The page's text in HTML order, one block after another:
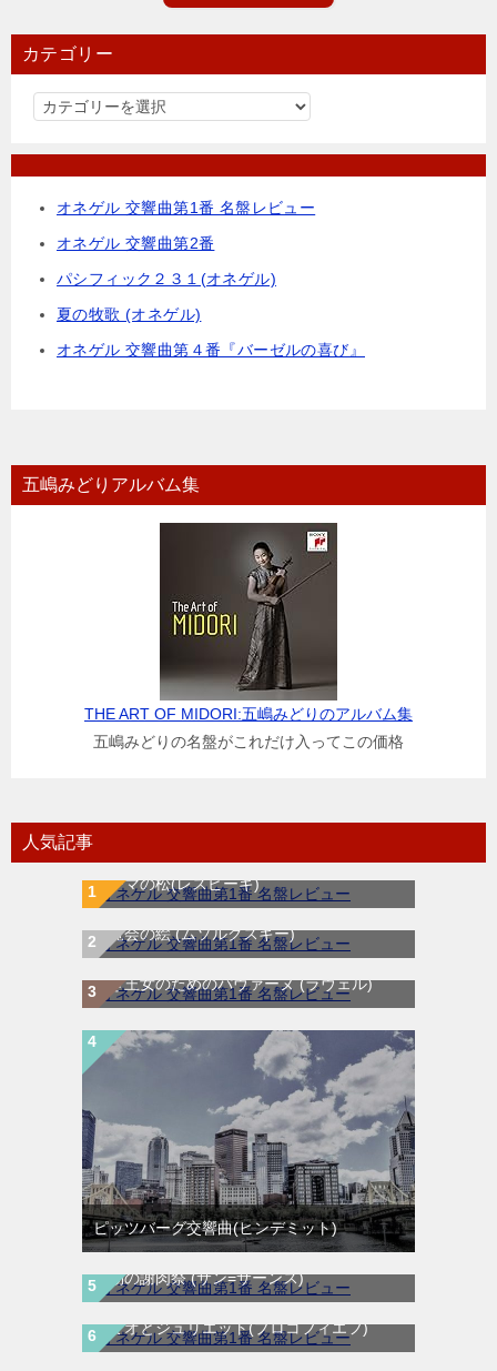
カテゴリー
カ
ゴ
ー
オネゲル 交響曲第1番 名盤レビュー
オネゲル 交響曲第2番
パシフィック２３１(オネゲル)
夏の牧歌 (オネゲル)
オネゲル 交響曲第４番『バーゼルの喜び』
五嶋みどりアルバム集
THE ART OF MIDORI:五嶋みどりのアルバム集
五嶋みどりの名盤がこれだけ入ってこの価格
人気記事
ローマの松(レスピーギ)
展覧会の絵 (ムソルグスキー)
亡き王女のためのパヴァーヌ (ラヴェル)
ピッツバーグ交響曲(ヒンデミット)
動物の謝肉祭 (サン=サーンス)
ロミオとジュリエット(プロコフィエフ)
ラフマニノフ ピアノ協奏曲第２番 ハ短調